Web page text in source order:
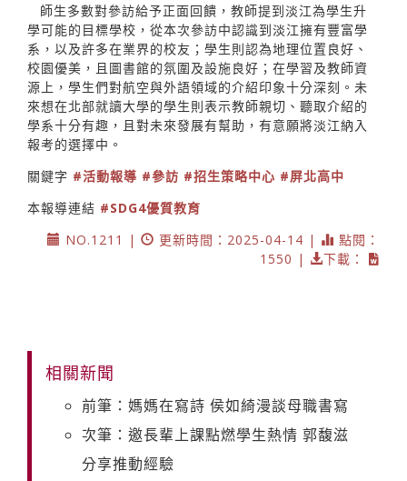
師生多數對參訪給予正面回饋，教師提到淡江為學生升
學可能的目標學校，從本次參訪中認識到淡江擁有豐富學
系，以及許多在業界的校友；學生則認為地理位置良好、
校園優美，且圖書館的氛圍及設施良好；在學習及教師資
源上，學生們對航空與外語領域的介紹印象十分深刻。未
來想在北部就讀大學的學生則表示教師親切、聽取介紹的
學系十分有趣，且對未來發展有幫助，有意願將淡江納入
報考的選擇中。
關鍵字 #活動報導 #參訪 #招生策略中心 #屏北高中
本報導連結 #SDG4優質教育
NO.1211 |
更新時間：2025-04-14 |
點閱：
1550 |
下載：
相關新聞
前筆：媽媽在寫詩 侯如綺漫談母職書寫
次筆：邀長輩上課點燃學生熱情 郭馥滋
分享推動經驗